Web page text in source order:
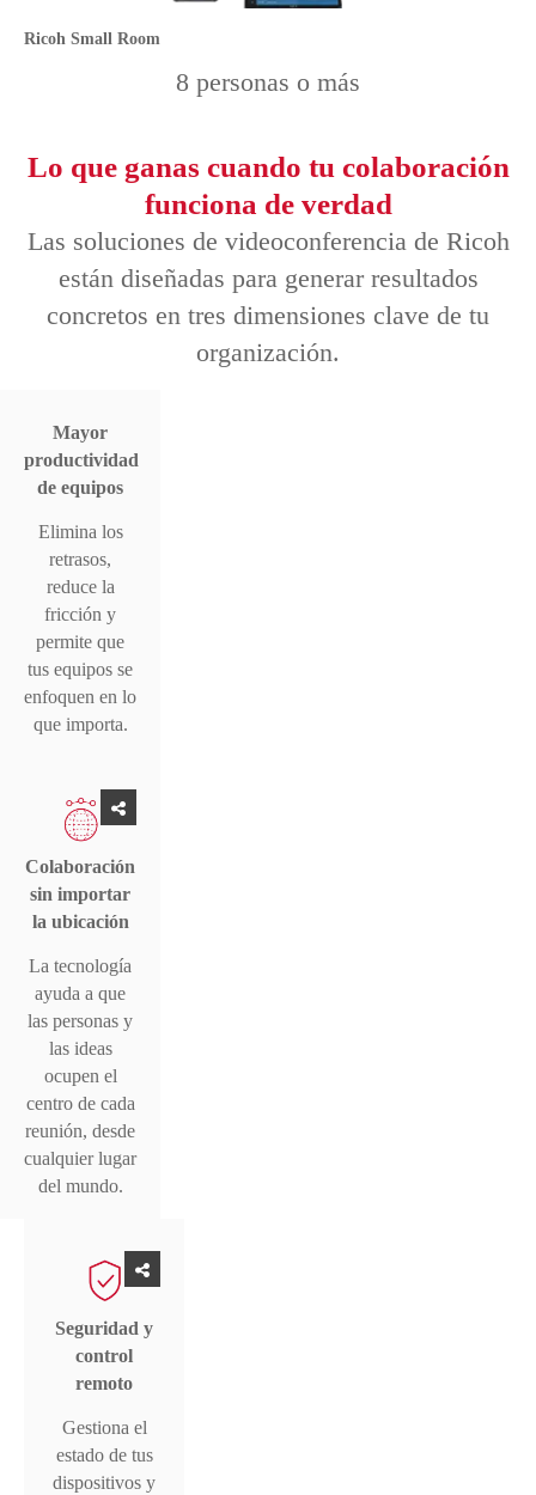
Ricoh Small Room
8 personas o más
Lo que ganas cuando tu colaboración
funciona de verdad
Las soluciones de videoconferencia de Ricoh
están diseñadas para generar resultados
concretos en tres dimensiones clave de tu
organización.
Mayor
productividad
de equipos
Elimina los
retrasos,
reduce la
fricción y
permite que
tus equipos se
enfoquen en lo
que importa.
Colaboración
sin importar
la ubicación
La tecnología
ayuda a que
las personas y
las ideas
ocupen el
centro de cada
reunión, desde
cualquier lugar
del mundo.
Seguridad y
control
remoto
Gestiona el
estado de tus
dispositivos y